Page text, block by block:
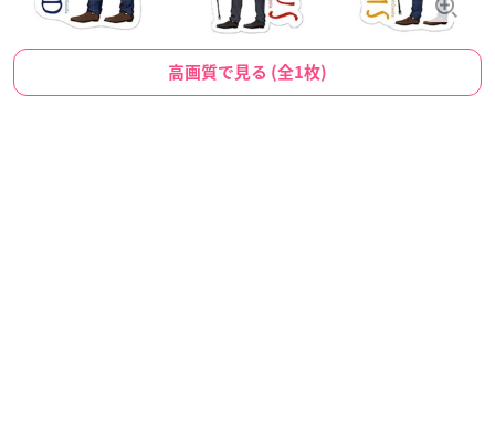
高画質で見る (全1枚)